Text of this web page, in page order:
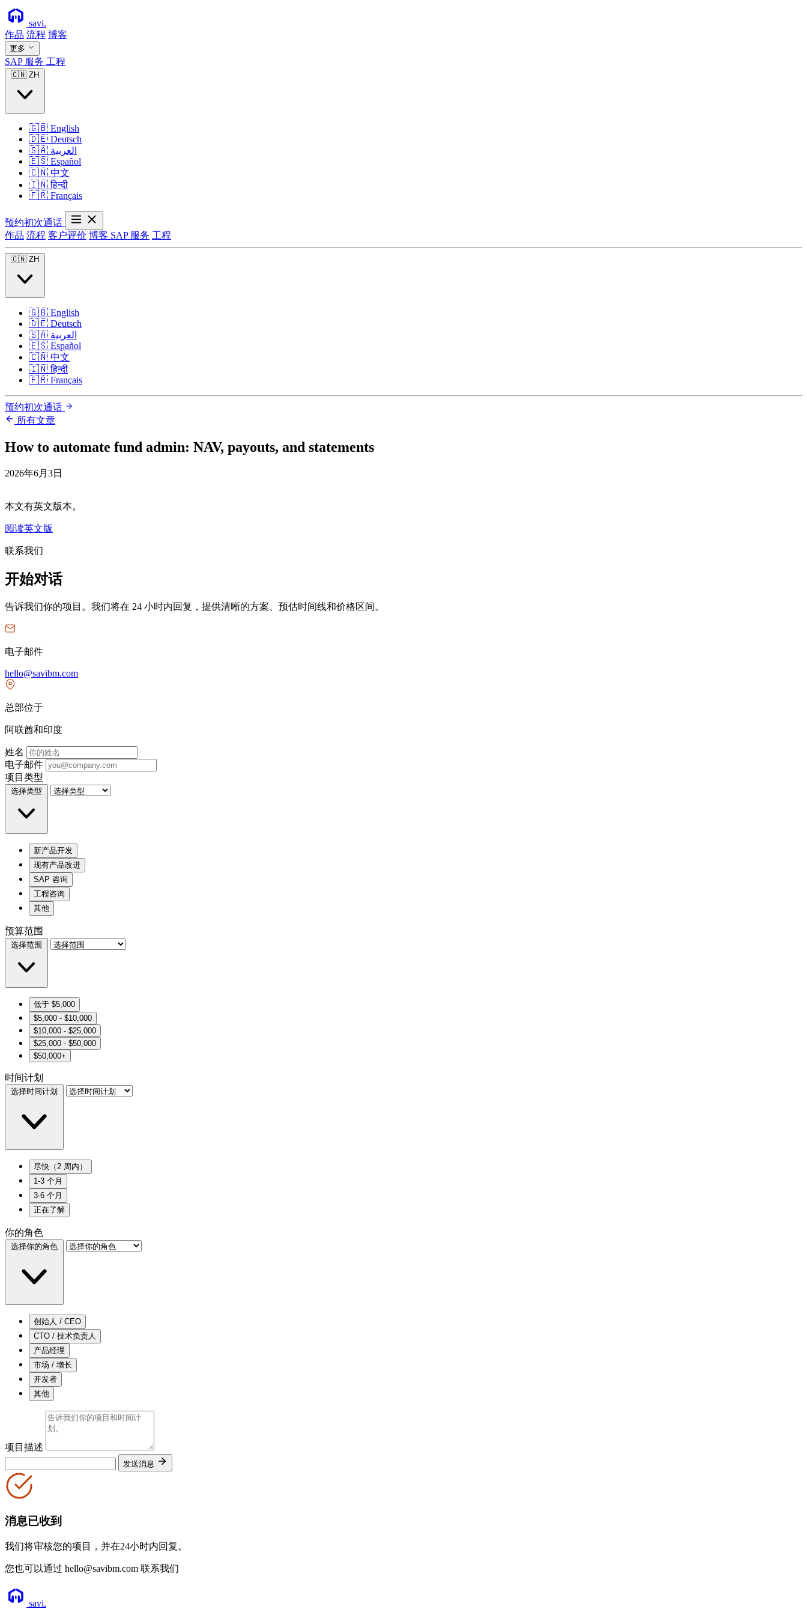
savi.
作品 流程 博客
更多
SAP 服务 工程
🇨🇳 ZH
🇬🇧 English
🇩🇪 Deutsch
🇸🇦 العربية
🇪🇸 Español
🇨🇳 中文
🇮🇳 हिन्दी
🇫🇷 Français
预约初次通话
作品 流程 客户评价 博客 SAP 服务 工程
🇨🇳 ZH
🇬🇧 English
🇩🇪 Deutsch
🇸🇦 العربية
🇪🇸 Español
🇨🇳 中文
🇮🇳 हिन्दी
🇫🇷 Français
预约初次通话
所有文章
How to automate fund admin: NAV, payouts, and statements
2026年6月3日
本文有英文版本。
阅读英文版
联系我们
开始对话
告诉我们你的项目。我们将在 24 小时内回复，提供清晰的方案、预估时间线和价格区间。
电子邮件
hello@savibm.com
总部位于
阿联酋和印度
姓名
电子邮件
项目类型
选择类型
新产品开发
现有产品改进
SAP 咨询
工程咨询
其他
预算范围
选择范围
低于 $5,000
$5,000 - $10,000
$10,000 - $25,000
$25,000 - $50,000
$50,000+
时间计划
选择时间计划
尽快（2 周内）
1-3 个月
3-6 个月
正在了解
你的角色
选择你的角色
创始人 / CEO
CTO / 技术负责人
产品经理
市场 / 增长
开发者
其他
项目描述
发送消息
消息已收到
我们将审核您的项目，并在24小时内回复。
您也可以通过 hello@savibm.com 联系我们
savi.